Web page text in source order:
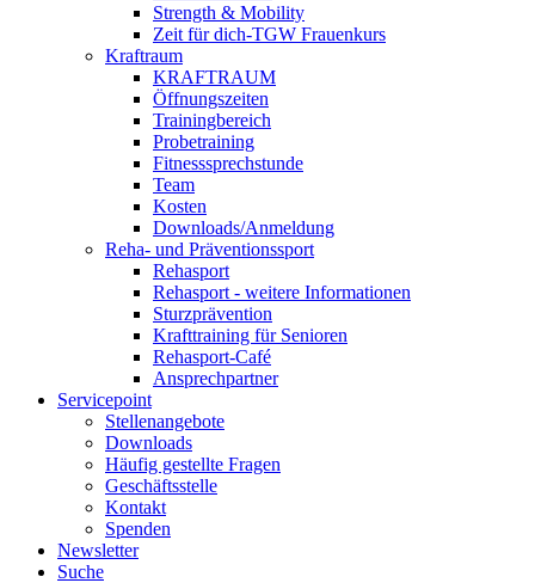
Strength & Mobility
Zeit für dich-TGW Frauenkurs
Kraftraum
KRAFTRAUM
Öffnungszeiten
Trainingbereich
Probetraining
Fitnesssprechstunde
Team
Kosten
Downloads/Anmeldung
Reha- und Präventionssport
Rehasport
Rehasport - weitere Informationen
Sturzprävention
Krafttraining für Senioren
Rehasport-Café
Ansprechpartner
Servicepoint
Stellenangebote
Downloads
Häufig gestellte Fragen
Geschäftsstelle
Kontakt
Spenden
Newsletter
Suche